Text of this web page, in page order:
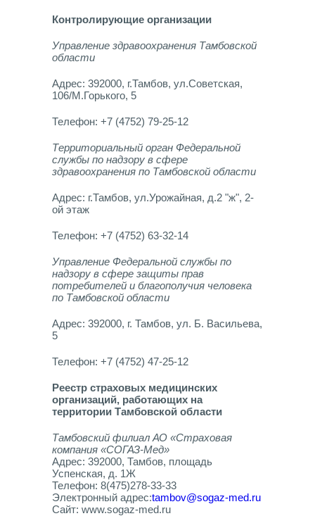
Контролирующие организации
Управление здравоохранения Тамбовской
области
Адрес: 392000, г.Тамбов, ул.Советская,
106/М.Горького, 5
Телефон: +7 (4752) 79-25-12
Территориальный орган Федеральной
службы по надзору в сфере
здравоохранения по Тамбовской области
Адрес: г.Тамбов, ул.Урожайная, д.2 "ж", 2-
ой этаж
Телефон: +7 (4752) 63-32-14
Управление Федеральной службы по
надзору в сфере защиты прав
потребителей и благополучия человека
по Тамбовской области
Адрес: 392000, г. Тамбов, ул. Б. Васильева,
5
Телефон: +7 (4752) 47-25-12
Реестр страховых медицинских
организаций, работающих на
территории Тамбовской области
Тамбовский филиал АО «Страховая
компания «СОГАЗ-Мед»
Адрес: 392000, Тамбов, площадь
Успенская, д. 1Ж
Телефон: 8(475)278-33-33
Электронный адрес:tambov@sogaz-med.ru
Сайт: www.sogaz-med.ru